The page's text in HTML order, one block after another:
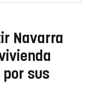
Navarra
sus